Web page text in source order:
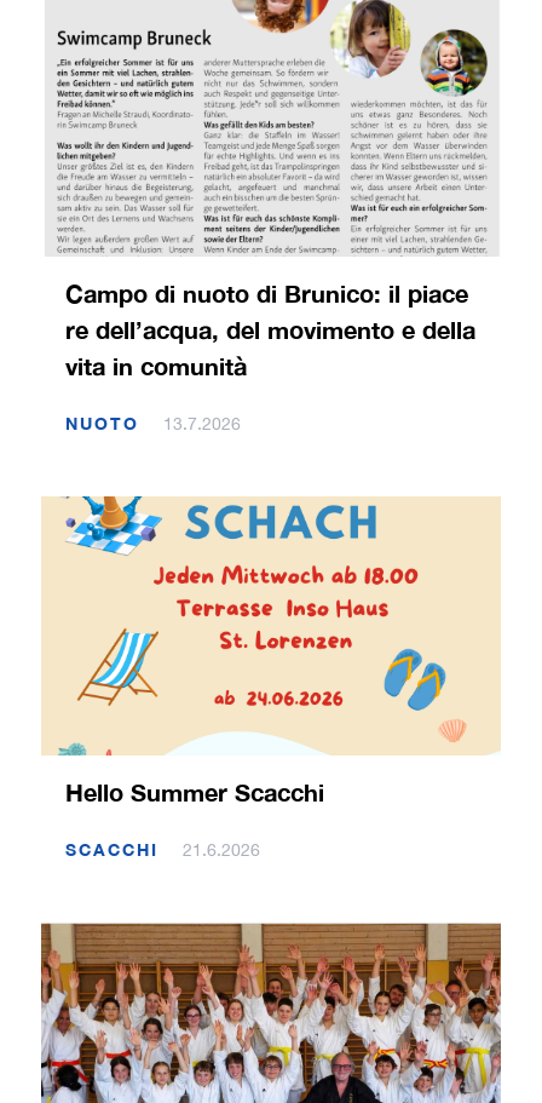
Campo di nuoto di Brunico: il piace
re dell’acqua, del movimento e della
vita in comunità
NUOTO 13.7.2026
Hello Summer Scacchi
SCACCHI 21.6.2026